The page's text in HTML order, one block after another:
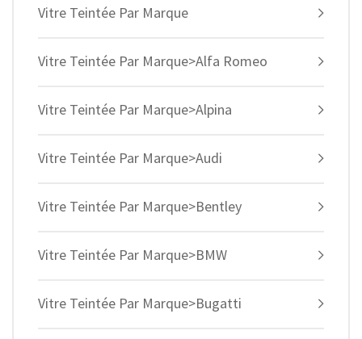
Vitre Teintée Par Marque
Vitre Teintée Par Marque>Alfa Romeo
Vitre Teintée Par Marque>Alpina
Vitre Teintée Par Marque>Audi
Vitre Teintée Par Marque>Bentley
Vitre Teintée Par Marque>BMW
Vitre Teintée Par Marque>Bugatti